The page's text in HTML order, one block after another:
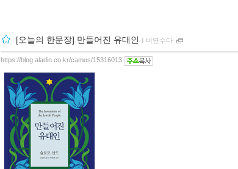
[오늘의 한문장] 만들어진 유대인 ｌ 비연수다
https://blog.aladin.co.kr/camus/15316013